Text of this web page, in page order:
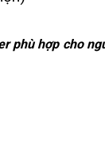
phù hợp cho